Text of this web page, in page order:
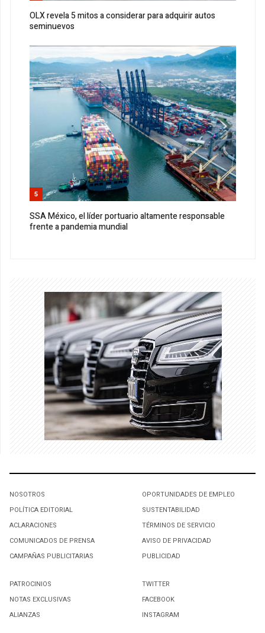
OLX revela 5 mitos a considerar para adquirir autos
seminuevos
5
SSA México, el líder portuario altamente responsable
frente a pandemia mundial
NOSOTROS
POLÍTICA EDITORIAL
ACLARACIONES
COMUNICADOS DE PRENSA
CAMPAÑAS PUBLICITARIAS
OPORTUNIDADES DE EMPLEO
SUSTENTABILIDAD
TÉRMINOS DE SERVICIO
AVISO DE PRIVACIDAD
PUBLICIDAD
PATROCINIOS
NOTAS EXCLUSIVAS
ALIANZAS
TWITTER
FACEBOOK
INSTAGRAM